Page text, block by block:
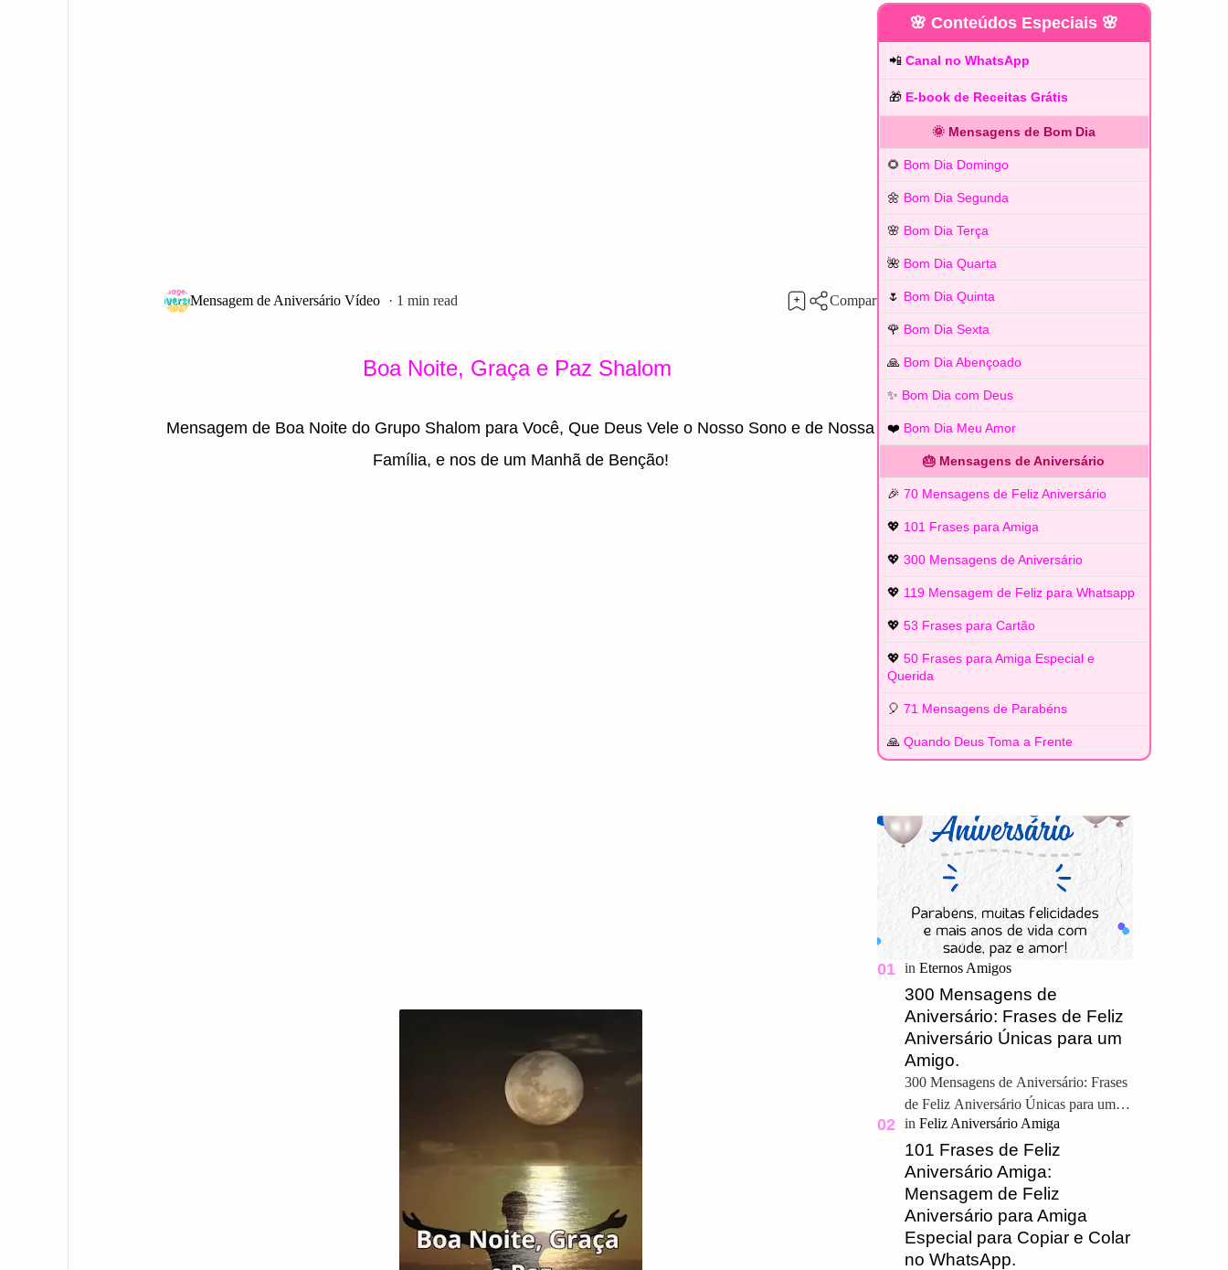
1
Boa Noite, Graça e Paz Shalom
Mensagem de Boa Noite do Grupo Shalom para Você, Que Deus Vele o Nosso Sono e de Nossa
Família, e nos de um Manhã de Benção!
🌸 Conteúdos Especiais 🌸
📲 Canal no WhatsApp
🎁 E-book de Receitas Grátis
🌞 Mensagens de Bom Dia
🌻 Bom Dia Domingo
🌼 Bom Dia Segunda
🌸 Bom Dia Terça
🌺 Bom Dia Quarta
🌷 Bom Dia Quinta
🌹 Bom Dia Sexta
🙏 Bom Dia Abençoado
✨ Bom Dia com Deus
❤️ Bom Dia Meu Amor
🎂 Mensagens de Aniversário
🎉 70 Mensagens de Feliz Aniversário
💖 101 Frases para Amiga
💖 300 Mensagens de Aniversário
💖 119 Mensagem de Feliz para Whatsapp
💖 53 Frases para Cartão
💖 50 Frases para Amiga Especial e
Querida
🎈 71 Mensagens de Parabéns
🙏 Quando Deus Toma a Frente
300 Mensagens de
Aniversário: Frases de Feliz
Aniversário Únicas para um
Amigo.
300 Mensagens de Aniversário: Frases
de Feliz Aniversário Únicas para um
Amigo. Feliz Aniversário Meu
Querido, u ma grande amizade é um
presente pre…
101 Frases de Feliz
Aniversário Amiga:
Mensagem de Feliz
Aniversário para Amiga
Especial para Copiar e Colar
no WhatsApp.